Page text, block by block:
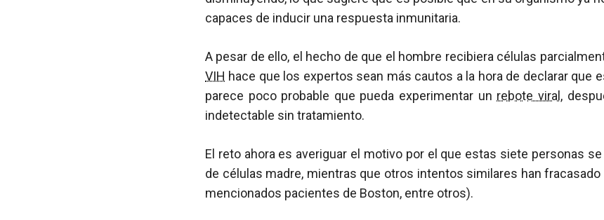
capaces de inducir una respuesta inmunitaria.
A pesar de ello, el hecho de que el hombre recibiera células
VIH hace que los expertos sean más cautos a la hora de declarar que
parece poco probable que pueda experimentar un rebote viral ,
indetectable sin tratamiento.
El reto ahora es averiguar el motivo por el que estas siete personas
de células madre, mientras que otros intentos similares han
mencionados pacientes de Boston, entre otros).